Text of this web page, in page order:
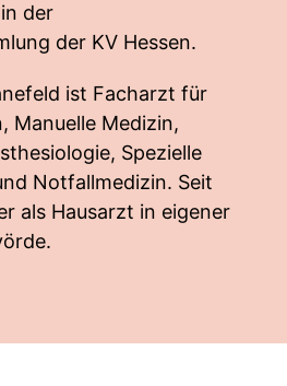
der
der KV Hessen.
ist Facharzt für
Manuelle Medizin,
Spezielle
Notfallmedizin. Seit
als Hausarzt in eigener